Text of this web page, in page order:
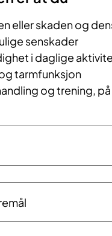
eller skaden og
senskader
i daglige
tarmfunksjon
og trening,